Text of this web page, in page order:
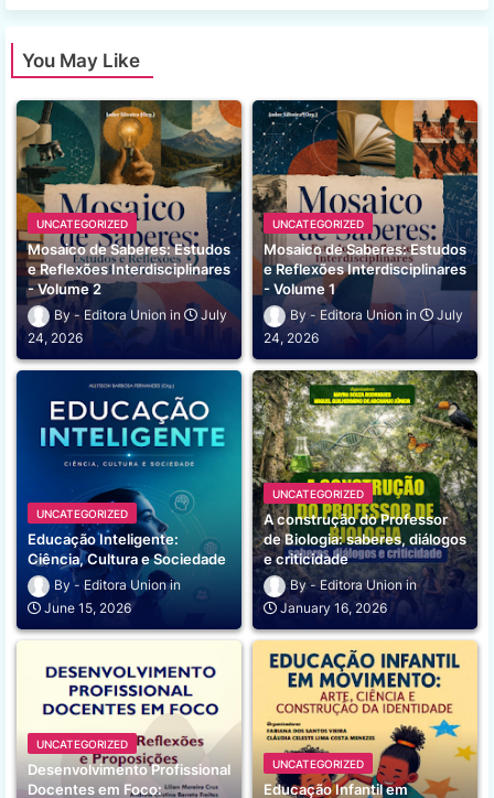
You May Like
UNCATEGORIZED
Mosaico de Saberes: Estudos
e Reflexões Interdisciplinares
- Volume 2
Editora Union
July
24, 2026
UNCATEGORIZED
Mosaico de Saberes: Estudos
e Reflexões Interdisciplinares
- Volume 1
Editora Union
July
24, 2026
UNCATEGORIZED
Educação Inteligente:
Ciência, Cultura e Sociedade
Editora Union
June 15, 2026
UNCATEGORIZED
A construção do Professor
de Biologia: saberes, diálogos
e criticidade
Editora Union
January 16, 2026
UNCATEGORIZED
Desenvolvimento Profissional
Docentes em Foco:
UNCATEGORIZED
Educação Infantil em